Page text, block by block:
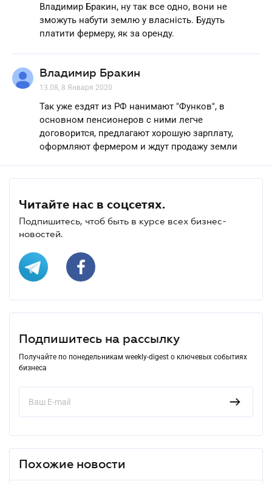
Владимир Бракин, ну так все одно, вони не
зможуть набути землю у власність. Будуть
платити фермеру, як за оренду.
Владимир Бракин
13.08, 8 Января 2020
Так уже ездят из РФ нанимают "Функов", в
основном пенсионеров с ними легче
договорится, предлагают хорошую зарплату,
оформляют фермером и ждут продажу земли
Читайте нас в соцсетях.
Подпишитесь, чтоб быть в курсе всех бизнес-
новостей.
Подпишитесь на рассылку
Получайте по понедельникам weekly-digest о ключевых событиях
бизнеса
Похожие новости